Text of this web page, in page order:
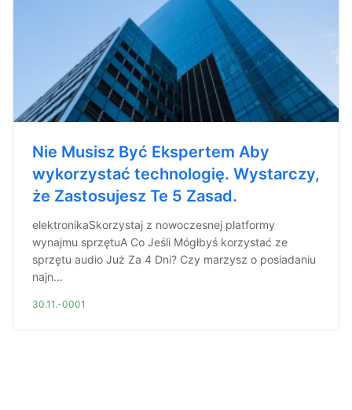
Nie Musisz Być Ekspertem Aby
wykorzystać technologię. Wystarczy,
że Zastosujesz Te 5 Zasad.
elektronikaSkorzystaj z nowoczesnej platformy
wynajmu sprzętuA Co Jeśli Mógłbyś korzystać ze
sprzętu audio Już Za 4 Dni? Czy marzysz o posiadaniu
najn...
30.11.-0001